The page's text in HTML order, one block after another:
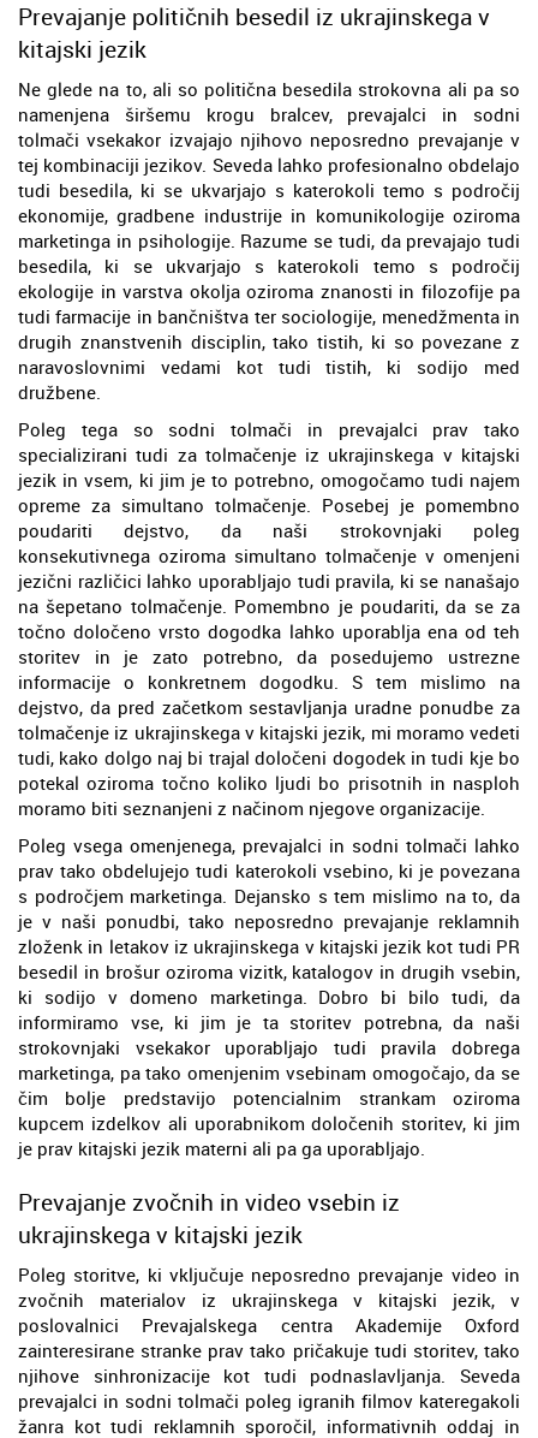
Prevajanje političnih besedil iz ukrajinskega v
kitajski jezik
Ne glede na to, ali so politična besedila strokovna ali pa so
namenjena širšemu krogu bralcev, prevajalci in sodni
tolmači vsekakor izvajajo njihovo neposredno prevajanje v
tej kombinaciji jezikov. Seveda lahko profesionalno obdelajo
tudi besedila, ki se ukvarjajo s katerokoli temo s področij
ekonomije, gradbene industrije in komunikologije oziroma
marketinga in psihologije. Razume se tudi, da prevajajo tudi
besedila, ki se ukvarjajo s katerokoli temo s področij
ekologije in varstva okolja oziroma znanosti in filozofije pa
tudi farmacije in bančništva ter sociologije, menedžmenta in
drugih znanstvenih disciplin, tako tistih, ki so povezane z
naravoslovnimi vedami kot tudi tistih, ki sodijo med
družbene.
Poleg tega so sodni tolmači in prevajalci prav tako
specializirani tudi za tolmačenje iz ukrajinskega v kitajski
jezik in vsem, ki jim je to potrebno, omogočamo tudi najem
opreme za simultano tolmačenje. Posebej je pomembno
poudariti dejstvo, da naši strokovnjaki poleg
konsekutivnega oziroma simultano tolmačenje v omenjeni
jezični različici lahko uporabljajo tudi pravila, ki se nanašajo
na šepetano tolmačenje. Pomembno je poudariti, da se za
točno določeno vrsto dogodka lahko uporablja ena od teh
storitev in je zato potrebno, da posedujemo ustrezne
informacije o konkretnem dogodku. S tem mislimo na
dejstvo, da pred začetkom sestavljanja uradne ponudbe za
tolmačenje iz ukrajinskega v kitajski jezik, mi moramo vedeti
tudi, kako dolgo naj bi trajal določeni dogodek in tudi kje bo
potekal oziroma točno koliko ljudi bo prisotnih in nasploh
moramo biti seznanjeni z načinom njegove organizacije.
Poleg vsega omenjenega, prevajalci in sodni tolmači lahko
prav tako obdelujejo tudi katerokoli vsebino, ki je povezana
s področjem marketinga. Dejansko s tem mislimo na to, da
je v naši ponudbi, tako neposredno prevajanje reklamnih
zloženk in letakov iz ukrajinskega v kitajski jezik kot tudi PR
besedil in brošur oziroma vizitk, katalogov in drugih vsebin,
ki sodijo v domeno marketinga. Dobro bi bilo tudi, da
informiramo vse, ki jim je ta storitev potrebna, da naši
strokovnjaki vsekakor uporabljajo tudi pravila dobrega
marketinga, pa tako omenjenim vsebinam omogočajo, da se
čim bolje predstavijo potencialnim strankam oziroma
kupcem izdelkov ali uporabnikom določenih storitev, ki jim
je prav kitajski jezik materni ali pa ga uporabljajo.
Prevajanje zvočnih in video vsebin iz
ukrajinskega v kitajski jezik
Poleg storitve, ki vključuje neposredno prevajanje video in
zvočnih materialov iz ukrajinskega v kitajski jezik, v
poslovalnici Prevajalskega centra Akademije Oxford
zainteresirane stranke prav tako pričakuje tudi storitev, tako
njihove sinhronizacije kot tudi podnaslavljanja. Seveda
prevajalci in sodni tolmači poleg igranih filmov kateregakoli
žanra kot tudi reklamnih sporočil, informativnih oddaj in